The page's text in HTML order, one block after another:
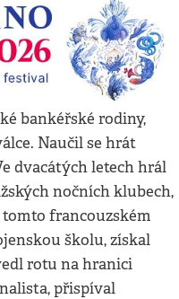
bankéřské rodiny,
Naučil se hrát
dvacátých letech hrál
nočních klubech,
francouzském
školu, získal
rotu na hranici
přispíval